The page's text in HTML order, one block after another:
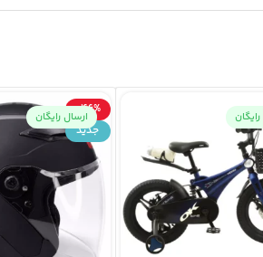
-46%
جدید
ارسال رایگان